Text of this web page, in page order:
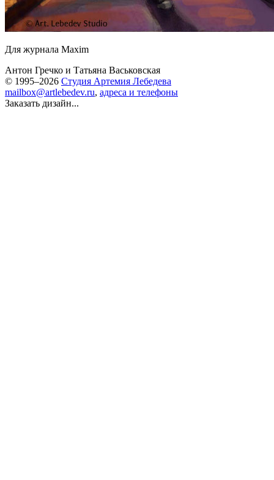
Для журнала Maxim
Антон Гречко и Татьяна Васьковская
© 1995–2026 Студия Артемия Лебедева
mailbox@artlebedev.ru, адреса и телефоны
Заказать дизайн...